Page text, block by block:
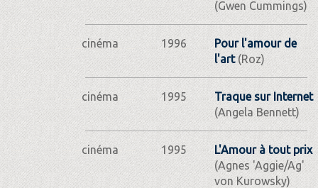
(Gwen Cummings)
cinéma 1996
Pour l'amour de
l'art(Roz)
cinéma 1995
Traque sur Internet
(Angela Bennett)
cinéma 1995
L'Amour à tout prix
(Agnes 'Aggie/Ag'
von Kurowsky)